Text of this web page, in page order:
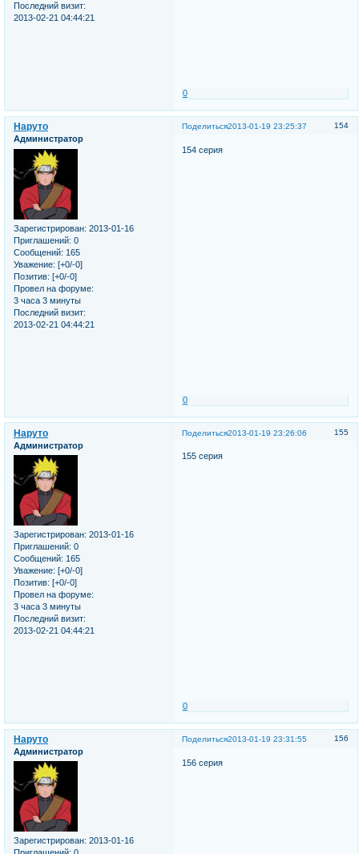
Последний визит:
2013-02-21 04:44:21
0
Поделиться 154
2013-01-19 23:25:37
Наруто
Администратор
Зарегистрирован: 2013-01-16
Приглашений: 0
Сообщений: 165
Уважение: [+0/-0]
Позитив: [+0/-0]
Провел на форуме:
3 часа 3 минуты
Последний визит:
2013-02-21 04:44:21
154 серия
0
Поделиться 155
2013-01-19 23:26:06
Наруто
Администратор
Зарегистрирован: 2013-01-16
Приглашений: 0
Сообщений: 165
Уважение: [+0/-0]
Позитив: [+0/-0]
Провел на форуме:
3 часа 3 минуты
Последний визит:
2013-02-21 04:44:21
155 серия
0
Поделиться 156
2013-01-19 23:31:55
Наруто
Администратор
Зарегистрирован: 2013-01-16
156 серия